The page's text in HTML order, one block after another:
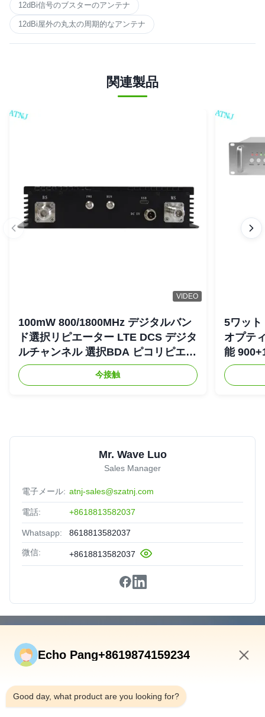
12dBi信号のブスターのアンテナ
12dBi屋外の丸太の周期的なアンテナ
関連製品
VIDEO
100mW 800/1800MHz デジタルバン
ド選択リピエーター LTE DCS デジタ
ルチャンネル 選択BDA ピコリピエー
ター
今接触
5ワット
オプテ
能
リピエ
Mr. Wave Luo
Sales Manager
電子メール: atnj-sales@szatnj.com
電話: +8618813582037
Whatsapp: 8618813582037
微信: +8618813582037
ホーム
私たちについて
工場見学
Echo Pang+8619874159234
Good day, what product are you looking for?